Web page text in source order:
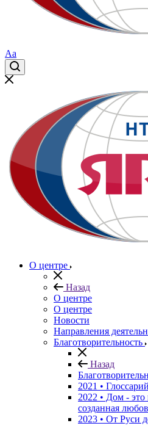
Aa
О центре
Назад
О центре
О центре
Новости
Направления
Благотворительность
Назад
2021 •
2022 • Дом - это
созданная
2023 • От Руси